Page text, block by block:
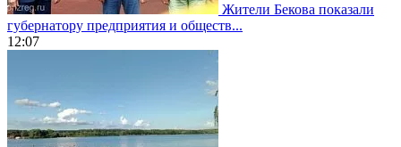
Жители Бекова показали
губернатору предприятия и обществ...
12:07